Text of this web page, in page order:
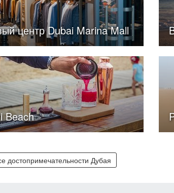
центр Dubai Marina Mall
Beach
достопримечательности Дубая